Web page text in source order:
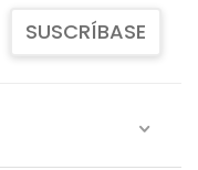
SUSCRÍBASE